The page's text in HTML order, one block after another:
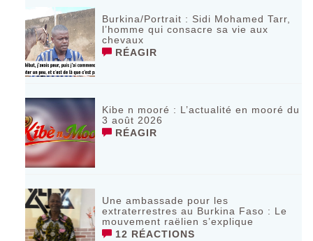
Burkina/Portrait : Sidi Mohamed Tarr,
l’homme qui consacre sa vie aux
chevaux
RÉAGIR
Kibe n mooré : L’actualité en mooré du
3 août 2026
RÉAGIR
Une ambassade pour les
extraterrestres au Burkina Faso : Le
mouvement raëlien s’explique
12 RÉACTIONS